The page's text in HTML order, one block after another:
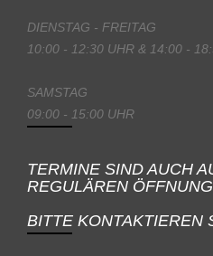
DIENSTAG - FREITAG
10:00 - 12:30 UHR & 14:00 -
SAMSTAG
09:00 - 15:00 UHR
TERMINE SIND AUCH
REGULÄREN
BITTE KONTAKTIEREN